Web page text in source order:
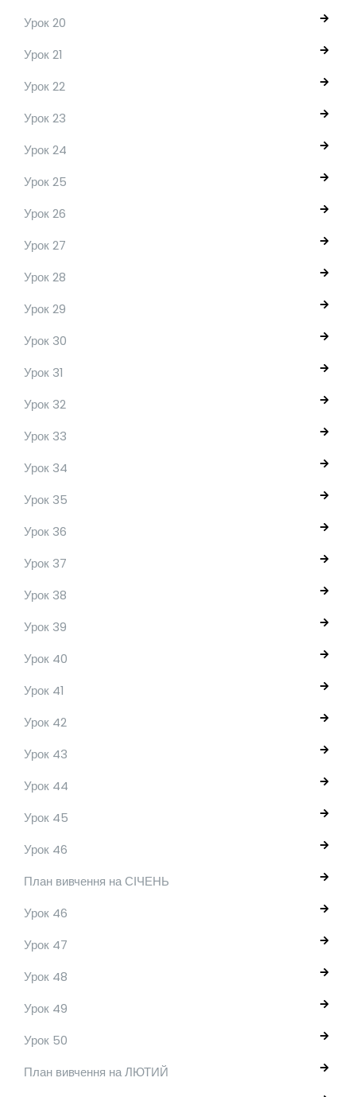
Урок 20
Урок 21
Урок 22
Урок 23
Урок 24
Урок 25
Урок 26
Урок 27
Урок 28
Урок 29
Урок 30
Урок 31
Урок 32
Урок 33
Урок 34
Урок 35
Урок 36
Урок 37
Урок 38
Урок 39
Урок 40
Урок 41
Урок 42
Урок 43
Урок 44
Урок 45
Урок 46
План вивчення на СІЧЕНЬ
Урок 46
Урок 47
Урок 48
Урок 49
Урок 50
План вивчення на ЛЮТИЙ